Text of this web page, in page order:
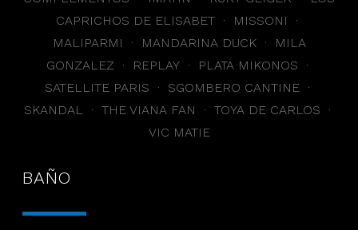
CAPRICHOS DE ELISABET · MISSONI ·
MALIPARMI · MANDARINA DUCK · MILA
GONZALEZ · REPLAY · PLATA MIKONOS ·
SATELLITE PARIS · SGOMBERO CANTINE ·
SKANDAL · THE VIANA FAN · TOYA DE CARLOS ·
VIC MATIE
BAÑO